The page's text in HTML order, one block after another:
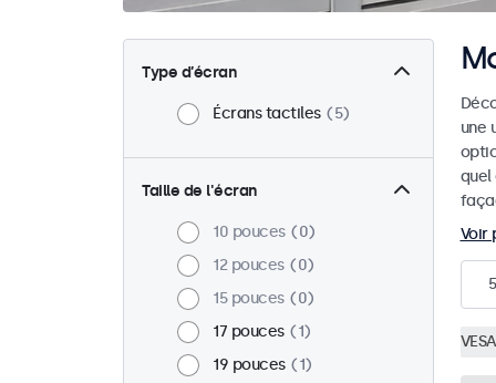
Type d’écran
Écrans tactiles 5
Taille de l'écran
10 pouces
0
12 pouces
0
15 pouces
0
17 pouces
1
19 pouces
1
une
quel
Voir
5